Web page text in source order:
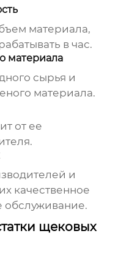
материала,
в час.
материала
сырья и
материала.
от ее
и
качественное
обслуживание.
щековых